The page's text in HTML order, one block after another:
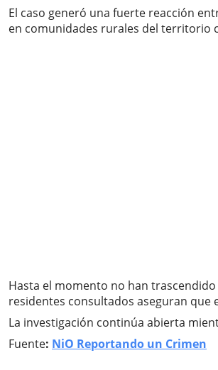
El caso generó una fuerte reacción
en comunidades rurales del territorio
Hasta el momento no han
residentes consultados aseguran que
La investigación continúa abierta
Fuente: NiO Reportando un Crimen